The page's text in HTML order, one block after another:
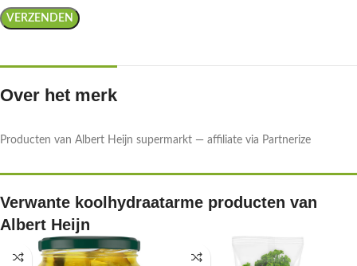
Over het merk
Producten van Albert Heijn supermarkt — affiliate via Partnerize
Verwante koolhydraatarme producten van
Albert Heijn